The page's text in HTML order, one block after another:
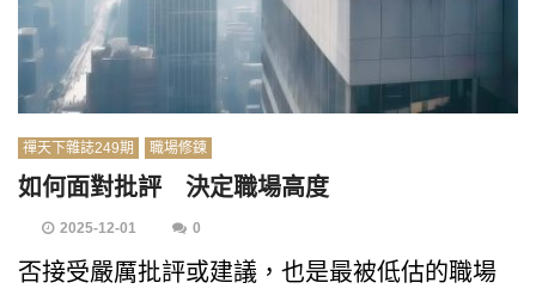
禪天下雜誌249期 職場修鍊
如何面對批評 決定職場高度
2025-12-01 0
否接受嚴厲批評或建議，也是最被低估的職場